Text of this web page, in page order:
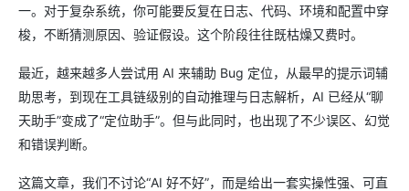
一。对于复杂系统，你可能要反复在日志、代码、环境和配置中穿
梭，不断猜测原因、验证假设。这个阶段往往既枯燥又费时。
最近，越来越多人尝试用 AI 来辅助 Bug 定位，从最早的提示词辅
助思考，到现在工具链级别的自动推理与日志解析，AI 已经从“聊
天助手”变成了“定位助手”。但与此同时，也出现了不少误区、幻觉
和错误判断。
这篇文章，我们不讨论“AI 好不好”，而是给出一套实操性强、可直